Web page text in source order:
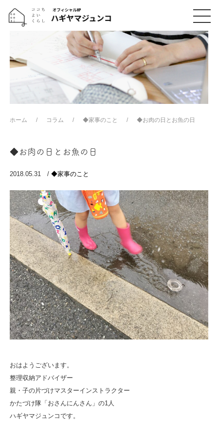
ホーム コラム ◆家事のこと ◆お肉の日とお魚の日
◆お肉の日とお魚の日
2018.05.31 / ◆家事のこと
おはようございます。
整理収納アドバイザー
親・子の片づけマスターインストラクター
かたづけ隊「おさんにんさん」の1人
ハギヤマジュンコです。